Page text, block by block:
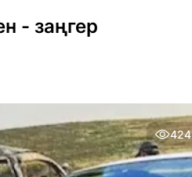
- заңгер
424